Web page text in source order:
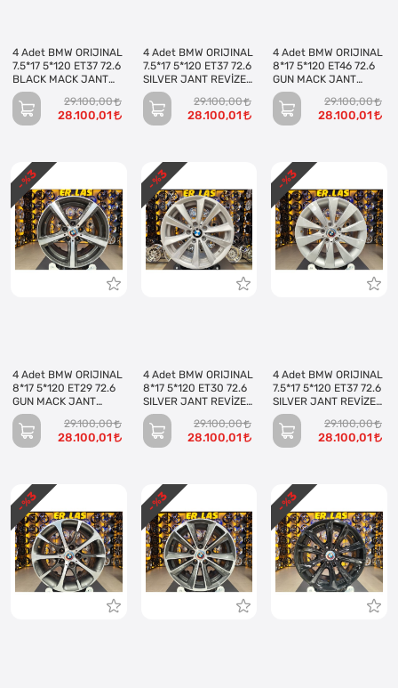
4 Adet BMW ORIJINAL
7.5*17 5*120 ET37 72.6
BLACK MACK JANT
REVİZE EDİLMİŞ
(Takım)
29.100,00
28.100,01
4 Adet BMW ORIJINAL
7.5*17 5*120 ET37 72.6
SILVER JANT REVİZE
EDİLMİŞ (Takım)
29.100,00
28.100,01
4 Adet BMW ORIJINAL
8*17 5*120 ET46 72.6
GUN MACK JANT
REVİZE EDİLMİŞ
(Takım)
29.100,00
28.100,01
4 Adet BMW ORIJINAL
8*17 5*120 ET29 72.6
GUN MACK JANT
REVİZE EDİLMİŞ
(Takım)
29.100,00
28.100,01
- %
3
4 Adet BMW ORIJINAL
8*17 5*120 ET30 72.6
SILVER JANT REVİZE
EDİLMİŞ (Takım)
29.100,00
28.100,01
- %
3
4 Adet BMW ORIJINAL
7.5*17 5*120 ET37 72.6
SILVER JANT REVİZE
EDİLMİŞ (Takım)
29.100,00
28.100,01
- %
3
- %
3 - %
3 - %
3